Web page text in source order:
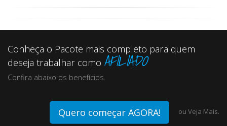
Conheça o Pacote mais completo para quem
deseja trabalhar como AFILIADO
Confira abaixo os benefícios.
Quero começar AGORA! ou Veja Mais.